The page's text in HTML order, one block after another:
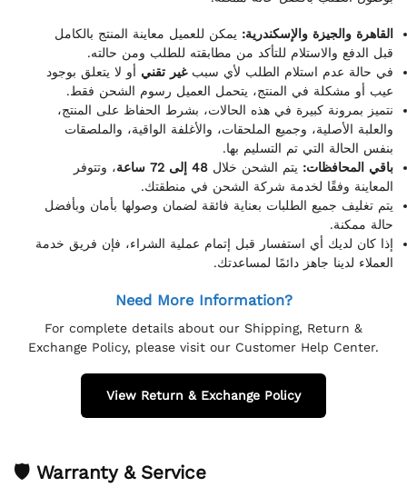
القاهرة والجيزة والإسكندرية: يمكن للعميل معاينة المنتج بالكامل
قبل الدفع والاستلام للتأكد من مطابقته للطلب ومن حالته.
في حالة عدم استلام الطلب لأي سببغير تقني أو لا يتعلق بوجود
عيب أو مشكلة في المنتج، يتحمل العميل رسوم الشحن فقط.
نتميز بمرونة كبيرة في هذه الحالات، بشرط الحفاظ على المنتج،
والعلبة الأصلية، وجميع الملحقات، والأغلفة الواقية، والملصقات
بنفس الحالة التي تم التسليم بها.
باقي المحافظات: يتم الشحن خلال 48 إلى 72 ساعة
، وتتوفر
المعاينة وفقًا لخدمة شركة الشحن في منطقتك.
يتم تغليف جميع الطلبات بعناية فائقة لضمان وصولها بأمان وبأفضل
حالة ممكنة.
إذا كان لديك أي استفسار قبل إتمام عملية الشراء، فإن فريق خدمة
العملاء لدينا جاهز دائمًا لمساعدتك.
Need More Information?
For complete details about our Shipping, Return &
Exchange Policy, please visit our Customer Help Center.
View Return & Exchange Policy
🛡 Warranty & Service